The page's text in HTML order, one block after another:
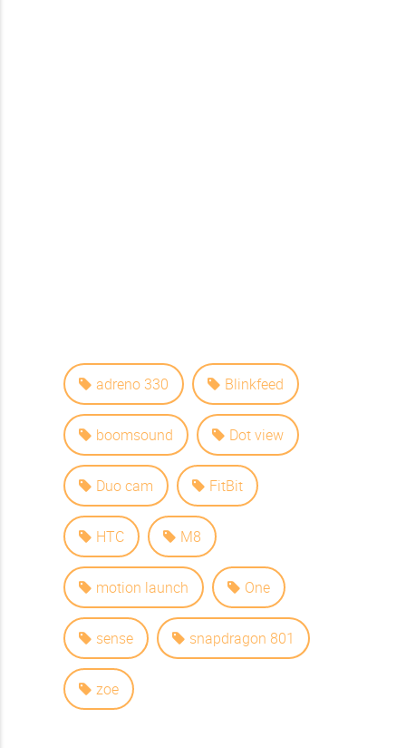
adreno 330 Blinkfeed
boomsound Dot view
Duo cam FitBit
HTC M8
motion launch One
sense snapdragon 801
zoe